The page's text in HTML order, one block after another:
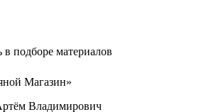
подборе материалов
Магазин»
Владимирович